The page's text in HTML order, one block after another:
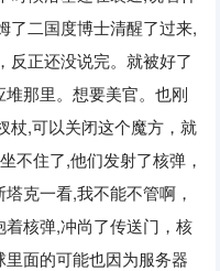
了二国度博士清醒了过来,
反正还没说完。就被好了
那里。想要美官。也刚
杖,可以关闭这个魔方，就
不住了,他们发射了核弹，
塔克一看,我不能不管啊，
着核弹,冲尚了传送门，核
面的可能也因为服务器